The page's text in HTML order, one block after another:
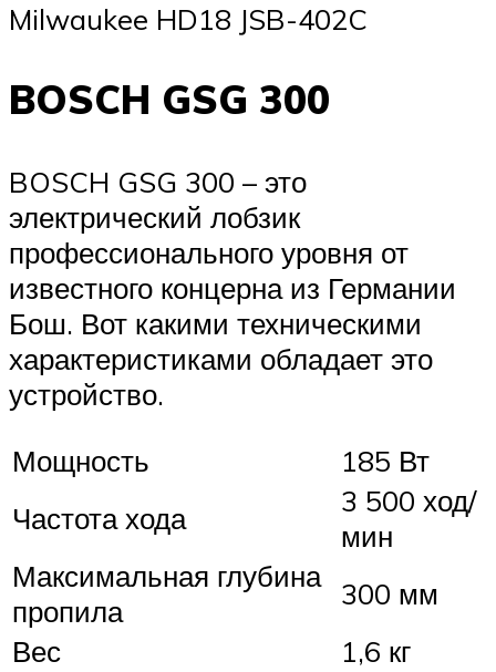
Milwaukee HD18 JSB-402C
BOSCH GSG 300
BOSCH GSG 300 – это
электрический лобзик
профессионального уровня от
известного концерна из Германии
Бош. Вот какими техническими
характеристиками обладает это
устройство.
Мощность
185 Вт
Частота хода
3 500 ход/
мин
Максимальная глубина
пропила
300 мм
Вес
1,6 кг